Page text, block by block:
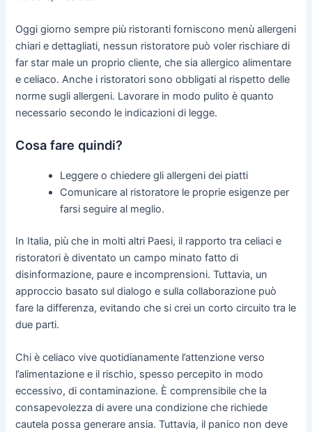
Oggi giorno sempre più ristoranti forniscono menù allergeni
chiari e dettagliati, nessun ristoratore può voler rischiare di
far star male un proprio cliente, che sia allergico alimentare
e celiaco. Anche i ristoratori sono obbligati al rispetto delle
norme sugli allergeni. Lavorare in modo pulito è quanto
necessario secondo le indicazioni di legge.
Cosa fare quindi?
Leggere o chiedere gli allergeni dei piatti
Comunicare al ristoratore le proprie esigenze per
farsi seguire al meglio.
In Italia, più che in molti altri Paesi, il rapporto tra celiaci e
ristoratori è diventato un campo minato fatto di
disinformazione, paure e incomprensioni. Tuttavia, un
approccio basato sul dialogo e sulla collaborazione può
fare la differenza, evitando che si crei un corto circuito tra le
due parti.
Chi è celiaco vive quotidianamente l’attenzione verso
l’alimentazione e il rischio, spesso percepito in modo
eccessivo, di contaminazione. È comprensibile che la
consapevolezza di avere una condizione che richiede
cautela possa generare ansia. Tuttavia, il panico non deve